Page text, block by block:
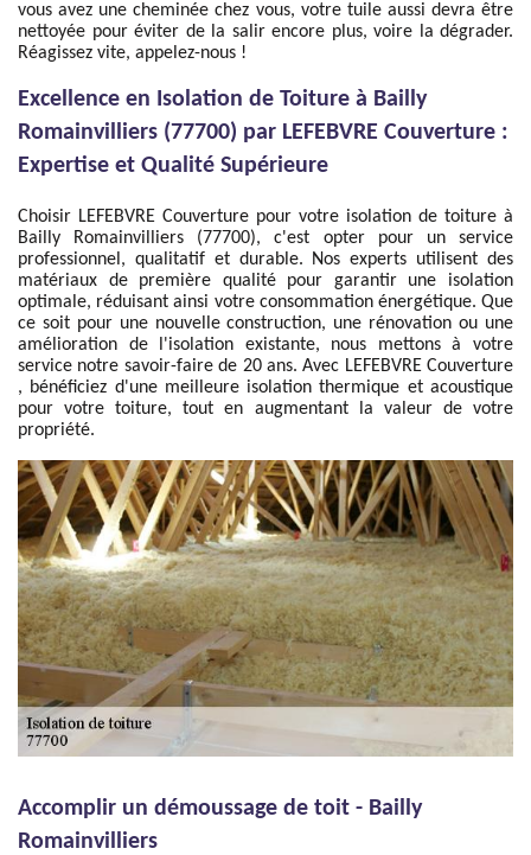
vous avez une cheminée chez vous, votre tuile aussi devra être
nettoyée pour éviter de la salir encore plus, voire la dégrader.
Réagissez vite, appelez-nous !
Excellence en Isolation de Toiture à Bailly
Romainvilliers (77700) par LEFEBVRE Couverture :
Expertise et Qualité Supérieure
Choisir LEFEBVRE Couverture pour votre isolation de toiture à
Bailly Romainvilliers (77700), c'est opter pour un service
professionnel, qualitatif et durable. Nos experts utilisent des
matériaux de première qualité pour garantir une isolation
optimale, réduisant ainsi votre consommation énergétique. Que
ce soit pour une nouvelle construction, une rénovation ou une
amélioration de l'isolation existante, nous mettons à votre
service notre savoir-faire de 20 ans. Avec LEFEBVRE Couverture
, bénéficiez d'une meilleure isolation thermique et acoustique
pour votre toiture, tout en augmentant la valeur de votre
propriété.
Accomplir un démoussage de toit - Bailly
Romainvilliers